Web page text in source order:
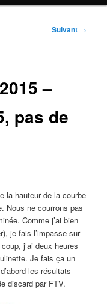
Suivant →
–
pas de
la hauteur de la courbe
Nous ne courrons pas
Comme j’ai bien
je fais l’impasse sur
j’ai deux heures
Je fais ça un
les résultats
discard par FTV.